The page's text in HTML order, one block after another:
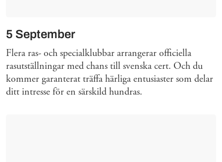
5 September
Flera ras- och specialklubbar arrangerar officiella
rasutställningar med chans till svenska cert. Och du
kommer garanterat träffa härliga entusiaster som delar
ditt intresse för en särskild hundras.